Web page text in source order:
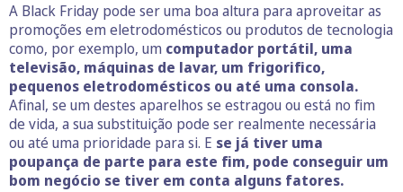
A Black Friday pode ser uma boa altura para aproveitar as
promoções em eletrodomésticos ou produtos de tecnologia
como, por exemplo, um computador portátil, uma
televisão, máquinas de lavar, um frigorifico,
pequenos eletrodomésticos ou até uma consola.
Afinal, se um destes aparelhos se estragou ou está no fim
de vida, a sua substituição pode ser realmente necessária
ou até uma prioridade para si. E se já tiver uma
poupança de parte para este fim, pode conseguir um
bom negócio se tiver em conta alguns fatores.